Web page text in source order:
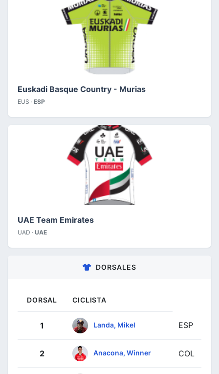
Euskadi Basque Country - Murias
EUS · ESP
UAE Team Emirates
UAD · UAE
DORSALES
DORSAL CICLISTA
1 Landa, Mikel ESP
2 Anacona, Winner COL